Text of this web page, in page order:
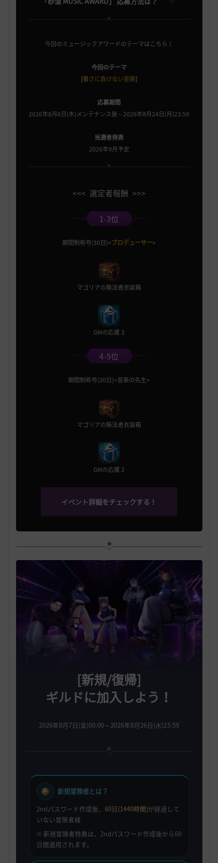
今回のミュージックアワードのテーマはこちら！
今回のテーマ
[暑さに負けない音楽]
応募期間
2026年8月6日(木)メンテナンス後～2026年8月24日(月)23:59
当選者発表
2026年9月予定
<<< 選定者報酬 >>>
1-3位
期間制称号(30日)<プロデューサー>
マゴリアの無法者衣装箱
GMの応援 3
4-5位
期間制称号(30日)<音楽の先生>
マゴリアの無法者衣装箱
GMの応援 2
イベント詳細をチェックする！
[新規/復帰]
ギルドに加入しよう！
2026年8月7日(金)00:00～2026年8月26日(水)23:59
新規冒険者とは？
2ndパスワード作成後、 60日(1440時間)が経過して
いない冒険者様
※ 新規冒険者特典は、2ndパスワード作成後から60
日間適用されます。